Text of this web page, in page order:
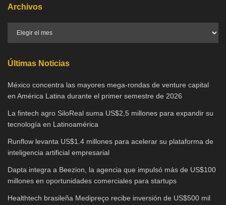
Archivos
Últimas Noticias
México concentra las mayores mega-rondas de venture capital
en América Latina durante el primer semestre de 2026
La fintech agro SiloReal suma US$2,5 millones para expandir su
tecnología en Latinoamérica
Runflow levanta US$1.4 millones para acelerar su plataforma de
inteligencia artificial empresarial
Dapta integra a Beezion, la agencia que impulsó más de US$100
millones en oportunidades comerciales para startups
Healthtech brasileña Medipreço recibe inversión de US$500 mil